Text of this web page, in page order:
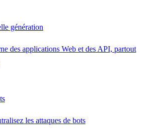
génération
des applications Web et des API, partout
les attaques de bots